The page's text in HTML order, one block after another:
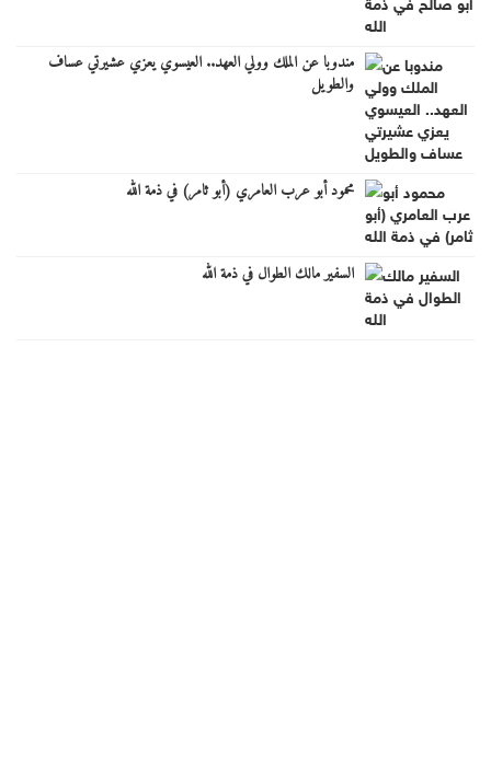
مندوبا عن الملك وولي العهد.. العيسوي يعزي عشيرتي عساف
والطويل
محمود أبو عرب العامري (أبو ثامر) في ذمة الله
السفير مالك الطوال في ذمة الله